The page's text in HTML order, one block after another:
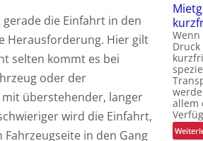
die Einfahrt in den
Herausforderung. Hier gilt
selten kommt es bei
oder der
mit überstehender, langer
wird die Einfahrt,
in den Gang
s
t
t
r
allem